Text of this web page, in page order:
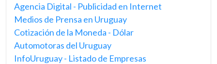
Agencia Digital - Publicidad en Internet
Medios de Prensa en Uruguay
Cotización de la Moneda - Dólar
Automotoras del Uruguay
InfoUruguay - Listado de Empresas